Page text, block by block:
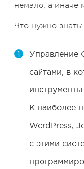
немало, а иначе
Что нужно знать:
Управление
сайтами, в
инструменты
К наиболее
WordPress,
с этими